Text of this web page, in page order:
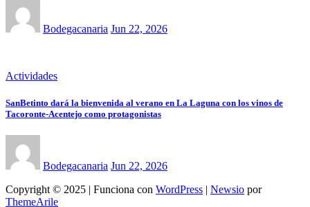
Bodegacanaria Jun 22, 2026
Actividades
SanBetinto dará la bienvenida al verano en La Laguna con los vinos de
Tacoronte-Acentejo como protagonistas
Bodegacanaria Jun 22, 2026
Copyright © 2025 | Funciona con WordPress | Newsio por
ThemeArile